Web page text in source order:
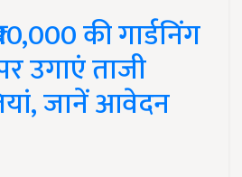
की गार्डनिंग
उगाएं ताजी
जानें आवेदन